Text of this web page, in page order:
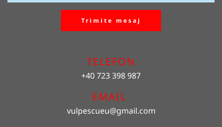
Trimite mesaj
TELEFON
+40 723 398 987
EMAIL
vulpescueu@gmail.com